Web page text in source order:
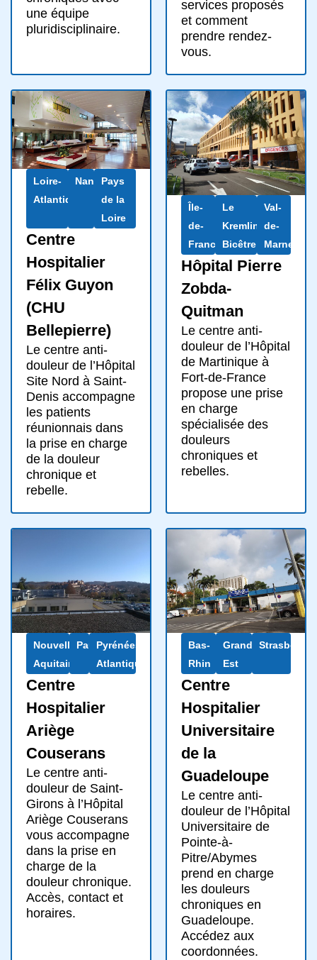
une équipe
pluridisciplinaire.
services proposés
et comment
prendre rendez-
vous.
Loire-
Atlantique
NantesPays
de la
Loire
Centre
Hospitalier
Félix Guyon
(CHU
Bellepierre)
Le centre anti-
douleur de l’Hôpital
Site Nord à Saint-
Denis accompagne
les patients
réunionnais dans
la prise en charge
de la douleur
chronique et
rebelle.
Île-
de-
France
Le
Kremlin-
Bicêtre
Val-
de-
Marne
Hôpital Pierre
Zobda-
Quitman
Le centre anti-
douleur de l’Hôpital
de Martinique à
Fort-de-France
propose une prise
en charge
spécialisée des
douleurs
chroniques et
rebelles.
Nouvelle-
Aquitaine
Pau
Pyrénées-
Atlantiques
Centre
Hospitalier
Ariège
Couserans
Le centre anti-
douleur de Saint-
Girons à l’Hôpital
Ariège Couserans
vous accompagne
dans la prise en
charge de la
douleur chronique.
Accès, contact et
horaires.
Bas-
Rhin
Grand
Est
Strasbourg
Centre
Hospitalier
Universitaire
de la
Guadeloupe
Le centre anti-
douleur de l’Hôpital
Universitaire de
Pointe-à-
Pitre/Abymes
prend en charge
les douleurs
chroniques en
Guadeloupe.
Accédez aux
coordonnées.